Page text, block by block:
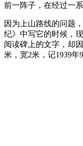
前一阵子，在经过一
因为上山路线的问题
纪》中写它的时候，
阅读碑上的文字，却
米，宽2米，记1939